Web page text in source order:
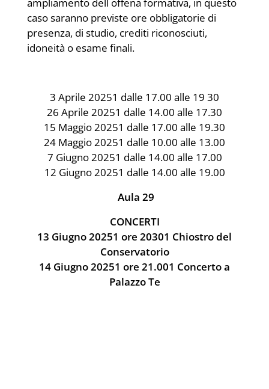
caso saranno previste ore obbligatorie di
presenza, di studio, crediti riconosciuti,
idoneità o esame finali.
3 Aprile 20251 dalle 17.00 alle 19 30
26 Aprile 20251 dalle 14.00 alle 17.30
15 Maggio 20251 dalle 17.00 alle 19.30
24 Maggio 20251 dalle 10.00 alle 13.00
7 Giugno 20251 dalle 14.00 alle 17.00
12 Giugno 20251 dalle 14.00 alle 19.00
Aula 29
CONCERTI
13 Giugno 20251 ore 20301 Chiostro del
Conservatorio
14 Giugno 20251 ore 21.001 Concerto a
Palazzo Te